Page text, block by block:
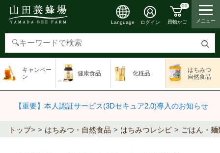
検
す
Language ログイン
00
買物かご メニュー
キャンペー
ン
健康食品 化粧品
はちみつ
自然食品
【重要】本人認証サービス(3Dセキュア2.0)導入のお知らせ
トップ> はちみつ・自然食品 はちみつレシピ ごはん・麺